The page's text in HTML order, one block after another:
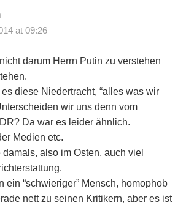
at 09:26
darum Herrn Putin zu verstehen
diese Niedertracht, “alles was wir
wir uns denn vom
Da war es leider ähnlich.
Medien etc.
also im Osten, auch viel
ein “schwieriger” Mensch, homophob
nett zu seinen Kritikern, aber es ist